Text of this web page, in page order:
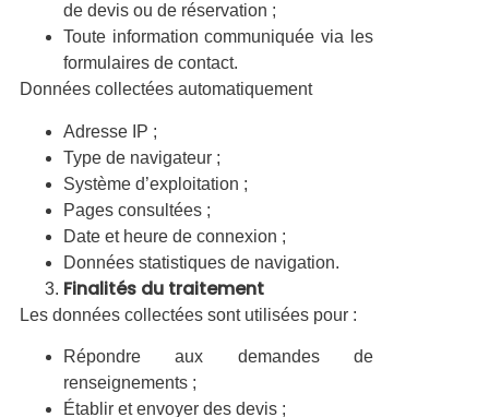
de devis ou de réservation ;
Toute information communiquée via les
formulaires de contact.
Données collectées automatiquement
Adresse IP ;
Type de navigateur ;
Système d’exploitation ;
Pages consultées ;
Date et heure de connexion ;
Données statistiques de navigation.
Finalités du traitement
Les données collectées sont utilisées pour :
Répondre aux demandes de
renseignements ;
Établir et envoyer des devis ;